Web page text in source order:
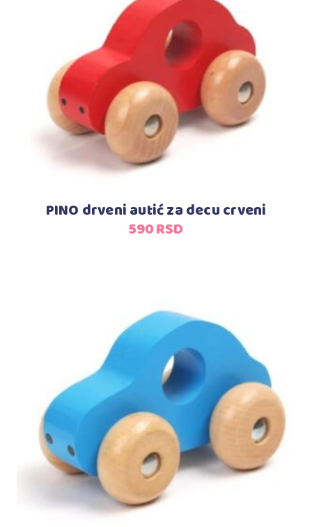
Dodaj u korpu
PINO drveni autić za decu crveni
590RSD
Dodaj u korpu